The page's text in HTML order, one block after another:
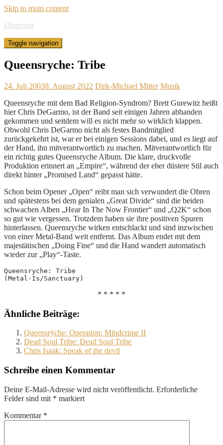
Skip to main content
Hinternet
Toggle navigation
Queensryche: Tribe
24. Juli 20038. August 2022 Dirk-Michael Mitter Musik
Queensryche mit dem Bad Religion-Syndrom? Brett Gurewitz heißt
hier Chris DeGarmo, ist der Band seit einigen Jahren abhanden
gekommen und seitdem will es nicht mehr so wirklich klappen.
Obwohl Chris DeGarmo nicht als festes Bandmitglied
zurückgekehrt ist, war er bei einigen Sessions dabei, und es liegt auf
der Hand, ihn mitverantwortlich zu machen. Mitverantwortlich für
ein richtig gutes Queensryche Album. Die klare, druckvolle
Produktion erinnert an „Empire“, während der eher düstere Stil auch
direkt hinter „Promised Land“ gepasst hätte.
Schon beim Opener „Open“ reibt man sich verwundert die Ohren
und spätestens bei dem genialen „Great Divide“ sind die beiden
schwachen Alben „Hear In The Now Frontier“ und „Q2K“ schon
so gut wie vergessen. Trotzdem haben sie ihre positiven Spuren
hinterlassen. Queensryche wirken entschlackt und sind inzwischen
von einer Metal-Band weit entfernt. Das Album endet mit dem
majestätischen „Doing Fine“ und die Hand wandert automatisch
wieder zur „Play“-Taste.
Queensryche: Tribe
(Metal-Is/Sanctuary)
* * * * *
Ähnliche Beiträge:
Queensrÿche: Operation: Mindcrime II
Dead Soul Tribe: Dead Soul Tribe
Chris Isaak: Speak of the devil
Schreibe einen Kommentar
Deine E-Mail-Adresse wird nicht veröffentlicht. Erforderliche
Felder sind mit * markiert
Kommentar *